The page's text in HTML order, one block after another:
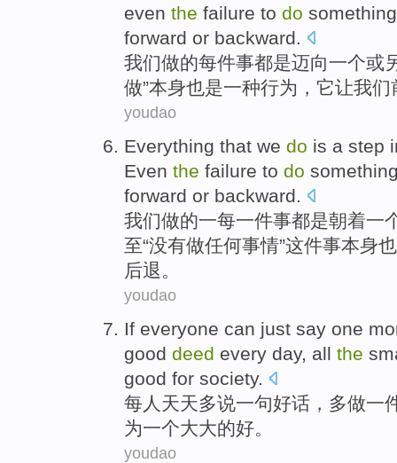
even the failure to do
forward or backward.
我们做的每件事都是迈向一个或
做”本身也是一种行为 ， 它让我们
youdao
Everything that we do is a step
Even the failure to do
forward or backward.
我们做的一每一件事都是朝着一
至“没有做任何事情”这件事本身
后退。
youdao
If everyone can just say one
good deed every day, all the
good for society.
每人 天天多说一句好话，多做一
为一个大大的好。
youdao